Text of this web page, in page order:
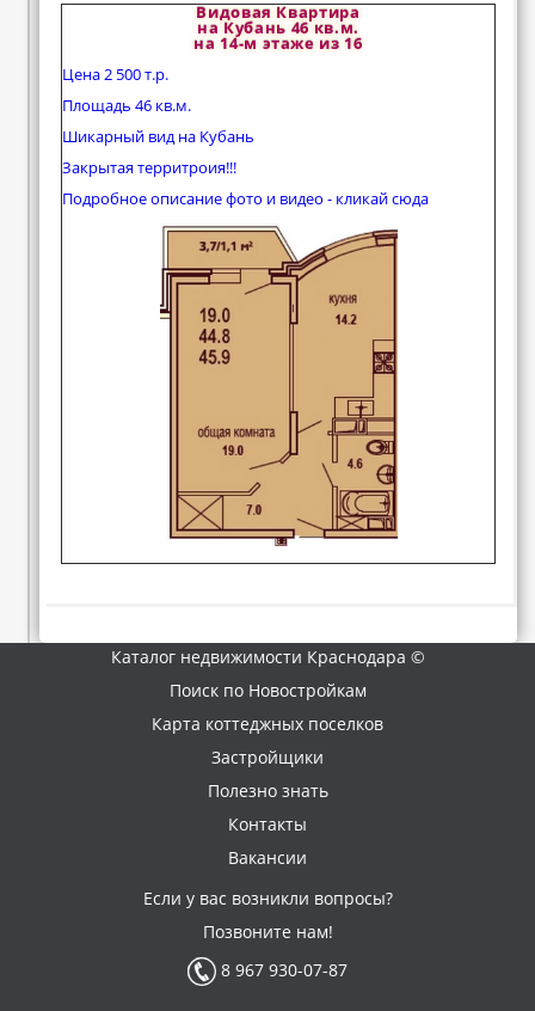
Видовая Квартира
на Кубань 46 кв.м.
на 14-м этаже из 16
Цена 2 500 т.р.
Площадь 46 кв.м.
Шикарный вид на Кубань
Закрытая территроия!!!
Подробное описание фото и видео - кликай сюда
Каталог недвижимости Краснодара ©
Поиск по Новостройкам
Карта коттеджных поселков
Застройщики
Полезно знать
Контакты
Вакансии
Если у вас возникли вопросы?
Позвоните нам!
8 967 930-07-87